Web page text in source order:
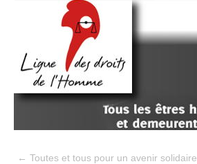
← Toutes et tous pour un avenir solidaire